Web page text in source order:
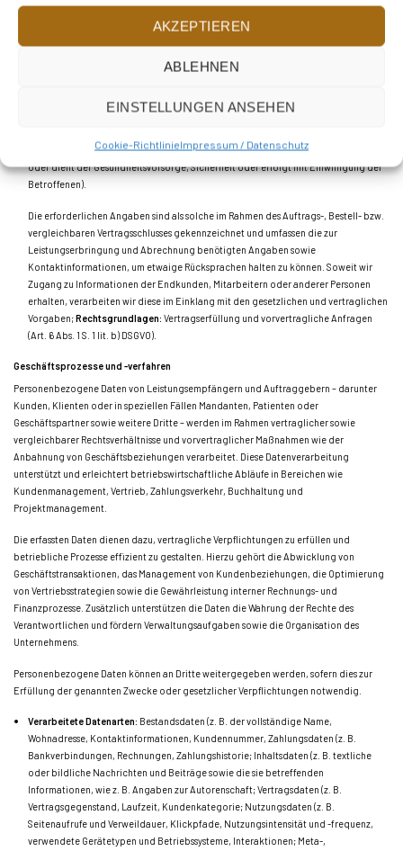
AKZEPTIEREN
ABLEHNEN
EINSTELLUNGEN ANSEHEN
Cookie-RichtlinieImpressum / Datenschutz
angebotenen oder ausgerichteten Veranstaltungen, Events und ähnlichen
Aktivitäten (nachfolgend einheitlich als „Teilnehmer“ und „Veranstaltungen“
bezeichnet), um ihnen die Teilnahme an den Veranstaltungen und
Sofern wir in diesem Rahmen gesundheitsbezogene Daten, religiöse, politische
Rahmen der Offenkundigkeit (z. B. bei thematisch ausgerichteten Veranstaltungen
oder dient der Gesundheitsvorsorge, Sicherheit oder erfolgt mit Einwilligung der
Betroffenen).
Die erforderlichen Angaben sind als solche im Rahmen des Auftrags-, Bestell- bzw.
vergleichbaren Vertragsschlusses gekennzeichnet und umfassen die zur
Leistungserbringung und Abrechnung benötigten Angaben sowie
Kontaktinformationen, um etwaige Rücksprachen halten zu können. Soweit wir
Zugang zu Informationen der Endkunden, Mitarbeitern oder anderer Personen
erhalten, verarbeiten wir diese im Einklang mit den gesetzlichen und vertraglichen
Vorgaben;Rechtsgrundlagen: Vertragserfüllung und vorvertragliche Anfragen
(Art. 6 Abs. 1 S. 1 lit. b) DSGVO).
Geschäftsprozesse und -verfahren
Personenbezogene Daten von Leistungsempfängern und Auftraggebern – darunter
Kunden, Klienten oder in speziellen Fällen Mandanten, Patienten oder
Geschäftspartner sowie weitere Dritte – werden im Rahmen vertraglicher sowie
vergleichbarer Rechtsverhältnisse und vorvertraglicher Maßnahmen wie der
Anbahnung von Geschäftsbeziehungen verarbeitet. Diese Datenverarbeitung
unterstützt und erleichtert betriebswirtschaftliche Abläufe in Bereichen wie
Kundenmanagement, Vertrieb, Zahlungsverkehr, Buchhaltung und
Projektmanagement.
Die erfassten Daten dienen dazu, vertragliche Verpflichtungen zu erfüllen und
betriebliche Prozesse effizient zu gestalten. Hierzu gehört die Abwicklung von
Geschäftstransaktionen, das Management von Kundenbeziehungen, die Optimierung
von Vertriebsstrategien sowie die Gewährleistung interner Rechnungs- und
Finanzprozesse. Zusätzlich unterstützen die Daten die Wahrung der Rechte des
Verantwortlichen und fördern Verwaltungsaufgaben sowie die Organisation des
Unternehmens.
Personenbezogene Daten können an Dritte weitergegeben werden, sofern dies zur
Erfüllung der genannten Zwecke oder gesetzlicher Verpflichtungen notwendig
Verarbeitete Datenarten: Bestandsdaten (z. B. der vollständige Name,
Wohnadresse, Kontaktinformationen, Kundennummer, Zahlungsdaten (z. B.
Bankverbindungen, Rechnungen, Zahlungshistorie; Inhaltsdaten (z. B. textliche
oder bildliche Nachrichten und Beiträge sowie die sie betreffenden
Informationen, wie z. B. Angaben zur Autorenschaft; Vertragsdaten (z. B.
Vertragsgegenstand, Laufzeit, Kundenkategorie; Nutzungsdaten (z. B.
Seitenaufrufe und Verweildauer, Klickpfade, Nutzungsintensität und -frequenz,
verwendete Gerätetypen und Betriebssysteme, Interaktionen; Meta-,